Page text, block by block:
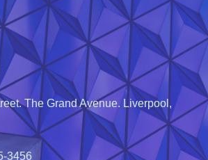
The Grand Avenue. Liverpool,
3456